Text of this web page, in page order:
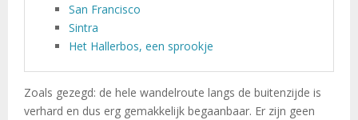
San Francisco
Sintra
Het Hallerbos, een sprookje
Zoals gezegd: de hele wandelroute langs de buitenzijde is
verhard en dus erg gemakkelijk begaanbaar. Er zijn geen